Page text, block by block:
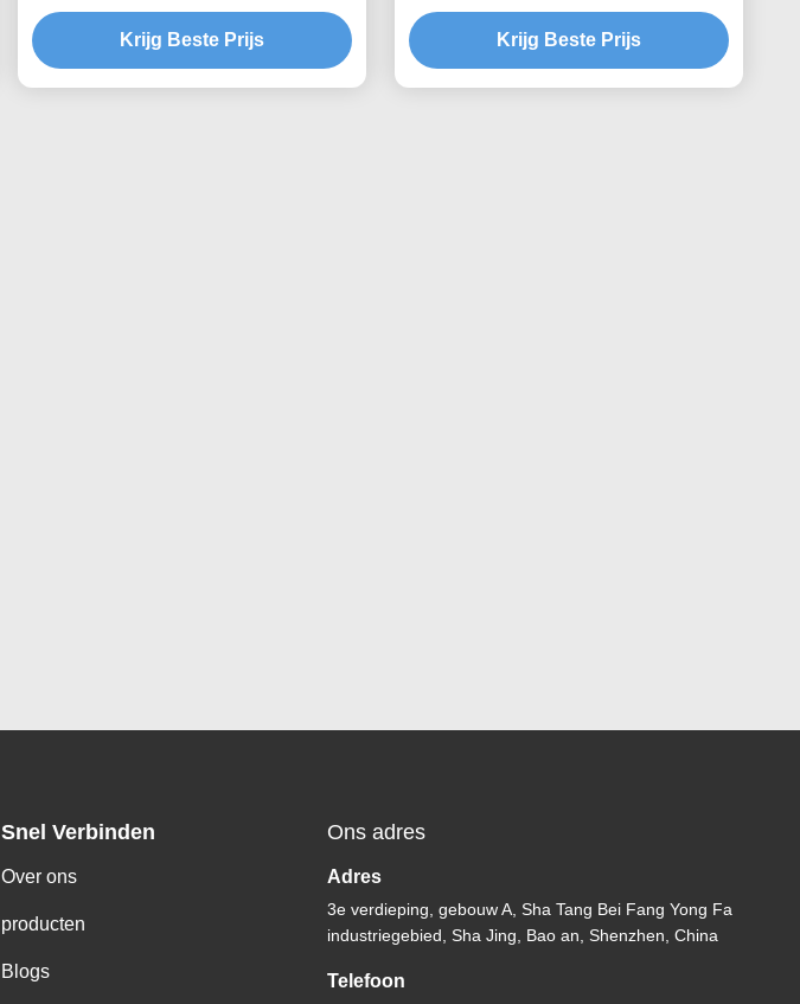
aluminiumplaten met V-slot
Krijg Beste Prijs
platform 4 groepen Blade
Krijg Beste Prijs
Snel Verbinden
Over ons
producten
Blogs
Ons adres
Adres
3e verdieping, gebouw A, Sha Tang Bei Fang Yong Fa
industriegebied, Sha Jing, Bao an, Shenzhen, China
Telefoon